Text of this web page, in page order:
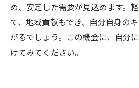
め、安定した需要が見込めます。
て、地域貢献もでき、自分自身の
がるでしょう。この機会に、自分
けてみてください。